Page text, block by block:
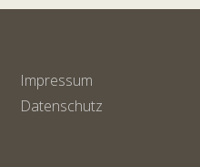
Impressum
Datenschutz